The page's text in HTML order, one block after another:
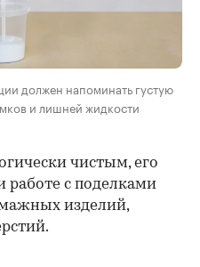
должен напоминать густую
и лишней жидкости
чистым, его
работе с поделками
изделий,